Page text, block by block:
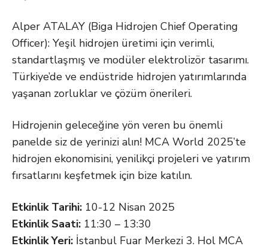
Alper ATALAY (Biga Hidrojen Chief Operating
Officer): Yeşil hidrojen üretimi için verimli,
standartlaşmış ve modüler elektrolizör tasarımı.
Türkiye’de ve endüstride hidrojen yatırımlarında
yaşanan zorluklar ve çözüm önerileri.
Hidrojenin geleceğine yön veren bu önemli
panelde siz de yerinizi alın! MCA World 2025’te
hidrojen ekonomisini, yenilikçi projeleri ve yatırım
fırsatlarını keşfetmek için bize katılın.
Etkinlik Tarihi: 10-12 Nisan 2025
Etkinlik Saati: 11:30 – 13:30
Etkinlik Yeri: İstanbul Fuar Merkezi 3. Hol MCA